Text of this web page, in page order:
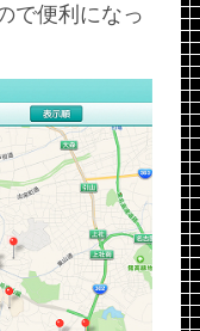
で便利になっ